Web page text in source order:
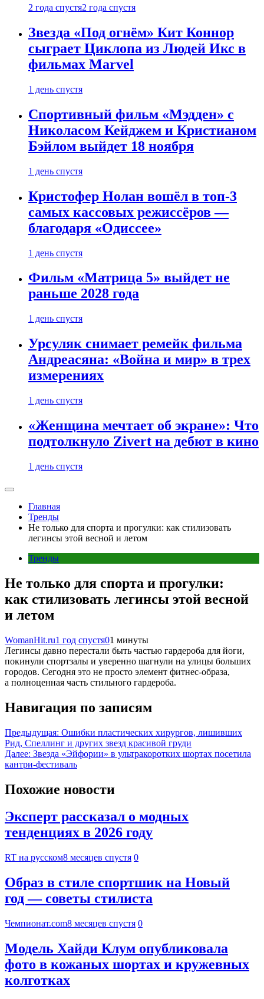
2 года спустя2 года спустя
Звезда «Под огнём» Кит Коннор
сыграет Циклопа из Людей Икс в
фильмах Marvel
1 день спустя
Спортивный фильм «Мэдден» с
Николасом Кейджем и Кристианом
Бэйлом выйдет 18 ноября
1 день спустя
Кристофер Нолан вошёл в топ-3
самых кассовых режиссёров —
благодаря «Одиссее»
1 день спустя
Фильм «Матрица 5» выйдет не
раньше 2028 года
1 день спустя
Урсуляк снимает ремейк фильма
Андреасяна: «Война и мир» в трех
измерениях
1 день спустя
«Женщина мечтает об экране»: Что
подтолкнуло Zivert на дебют в кино
1 день спустя
Главная
Тренды
Не только для спорта и прогулки: как стилизовать
легинсы этой весной и летом
Тренды
Не только для спорта и прогулки:
как стилизовать легинсы этой весной
и летом
WomanHit.ru1 год спустя01 минуты
Легинсы давно перестали быть частью гардероба для йоги,
покинули спортзалы и уверенно шагнули на улицы больших
городов. Сегодня это не просто элемент фитнес-образа,
а полноценная часть стильного гардероба.
Навигация по записям
Предыдущая: Ошибки пластических хирургов, лишивших
Рид, Спеллинг и других звезд красивой груди
Далее: Звезда «Эйфории» в ультракоротких шортах посетила
кантри-фестиваль
Похожие новости
Эксперт рассказал о модных
тенденциях в 2026 году
RT на русском8 месяцев спустя 0
Образ в стиле спортшик на Новый
год — советы стилиста
Чемпионат.com8 месяцев спустя 0
Модель Хайди Клум опубликовала
фото в кожаных шортах и кружевных
колготках